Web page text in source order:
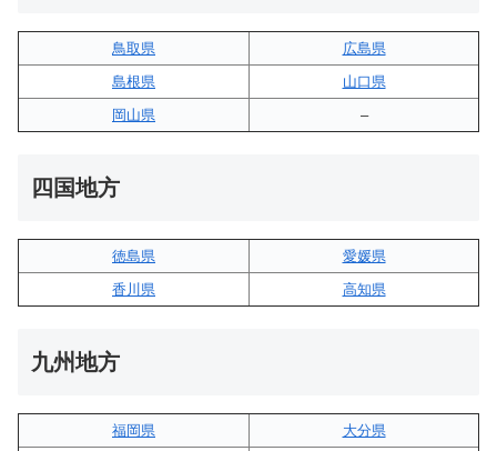
鳥取県
広島県
島根県
山口県
岡山県
–
四国地方
徳島県
愛媛県
香川県
高知県
九州地方
福岡県 大分県